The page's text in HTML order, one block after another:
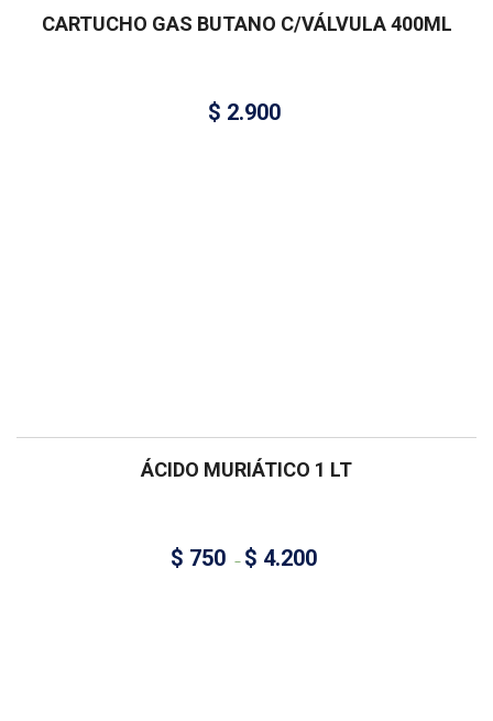
CARTUCHO GAS BUTANO C/VÁLVULA 400ML
$ 2.900
ÁCIDO MURIÁTICO 1 LT
$ 750 – $ 4.200